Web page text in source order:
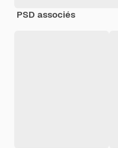
PSD associés